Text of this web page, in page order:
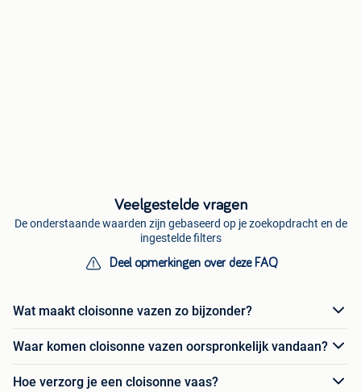
Veelgestelde vragen
De onderstaande waarden zijn gebaseerd op je zoekopdracht en de
ingestelde filters
Deel opmerkingen over deze FAQ
Wat maakt cloisonne vazen zo bijzonder?
Waar komen cloisonne vazen oorspronkelijk vandaan?
Hoe verzorg je een cloisonne vaas?